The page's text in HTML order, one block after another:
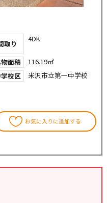
取り
4DK
面積
116.19㎡
校区
米沢市立第一中学校
お気に入りに追加する